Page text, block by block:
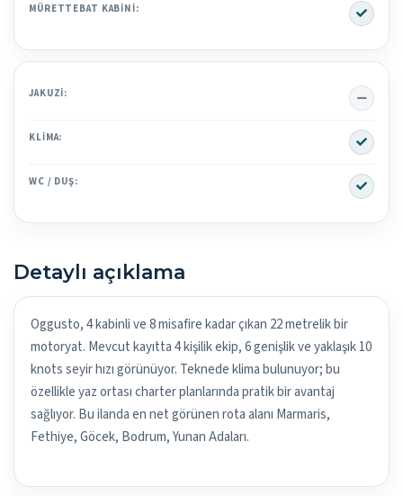
MÜRETTEBAT KABINI: Yes
JAKUZI: No
KLIMA: Yes
WC / DUŞ: Yes
Detaylı açıklama
Oggusto, 4 kabinli ve 8 misafire kadar çıkan 22 metrelik bir
motoryat. Mevcut kayıtta 4 kişilik ekip, 6 genişlik ve yaklaşık 10
knots seyir hızı görünüyor. Teknede klima bulunuyor; bu
özellikle yaz ortası charter planlarında pratik bir avantaj
sağlıyor. Bu ilanda en net görünen rota alanı Marmaris,
Fethiye, Göcek, Bodrum, Yunan Adaları.